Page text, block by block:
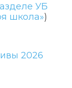
УБ
школа»)
2026